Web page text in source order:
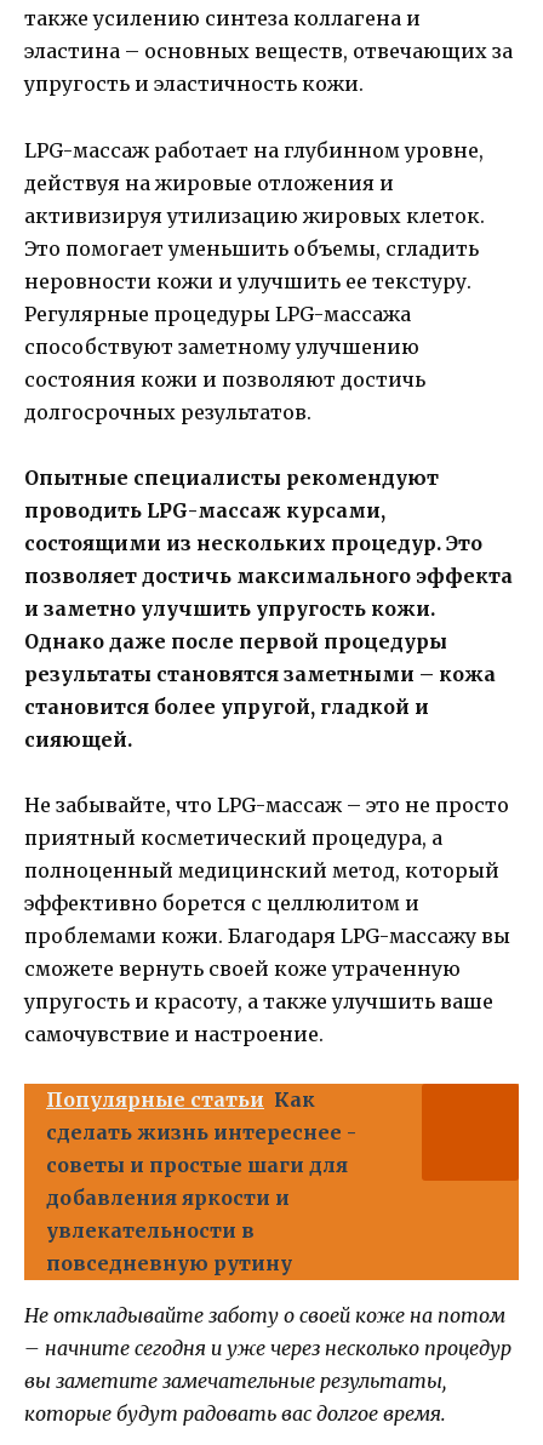
также усилению синтеза коллагена и
эластина – основных веществ, отвечающих за
упругость и эластичность кожи.
LPG-массаж работает на глубинном уровне,
действуя на жировые отложения и
активизируя утилизацию жировых клеток.
Это помогает уменьшить объемы, сгладить
неровности кожи и улучшить ее текстуру.
Регулярные процедуры LPG-массажа
способствуют заметному улучшению
состояния кожи и позволяют достичь
долгосрочных результатов.
Опытные специалисты рекомендуют
проводить LPG-массаж курсами,
состоящими из нескольких процедур. Это
позволяет достичь максимального эффекта
и заметно улучшить упругость кожи.
Однако даже после первой процедуры
результаты становятся заметными – кожа
становится более упругой, гладкой и
сияющей.
Не забывайте, что LPG-массаж – это не просто
приятный косметический процедура, а
полноценный медицинский метод, который
эффективно борется с целлюлитом и
проблемами кожи. Благодаря LPG-массажу вы
сможете вернуть своей коже утраченную
упругость и красоту, а также улучшить ваше
самочувствие и настроение.
Популярные статьи Как
сделать жизнь интереснее -
советы и простые шаги для
добавления яркости и
увлекательности в
повседневную рутину
Не откладывайте заботу о своей коже на потом
– начните сегодня и уже через несколько процедур
вы заметите замечательные результаты,
которые будут радовать вас долгое время.